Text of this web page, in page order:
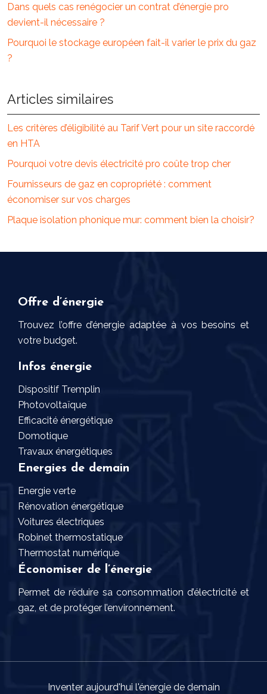
Dans quels cas renégocier un contrat d’énergie pro
devient-il nécessaire ?
Pourquoi le stockage européen fait-il varier le prix du gaz
?
Articles similaires
Les critères d’éligibilité au Tarif Vert pour un site raccordé
en HTA
Pourquoi votre devis électricité pro coûte trop cher
Fournisseurs de gaz en copropriété : comment
économiser sur vos charges
Plaque isolation phonique mur: comment bien la choisir?
Offre d’énergie
Trouvez l’offre d’énergie adaptée à vos besoins et
votre budget.
Infos énergie
Dispositif Tremplin
Photovoltaïque
Efficacité énergétique
Domotique
Travaux énergétiques
Energies de demain
Energie verte
Rénovation énergétique
Voitures électriques
Robinet thermostatique
Thermostat numérique
Économiser de l’énergie
Permet de réduire sa consommation d’électricité et
gaz, et de protéger l’environnement.
Inventer aujourd'hui l'énergie de demain